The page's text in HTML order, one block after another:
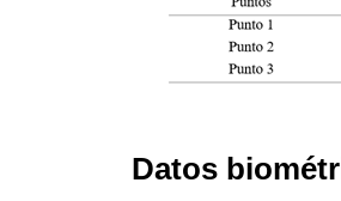
Datos